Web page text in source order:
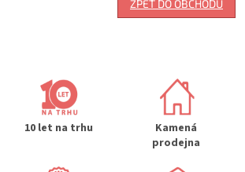
ZPĚT DO OBCHODU
10 let na trhu
Kamená
prodejna